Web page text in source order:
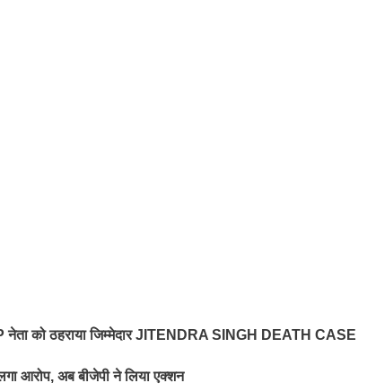
को ठहराया जिम्मेदार JITENDRA SINGH DEATH CASE
आरोप, अब बीजेपी ने लिया एक्शन